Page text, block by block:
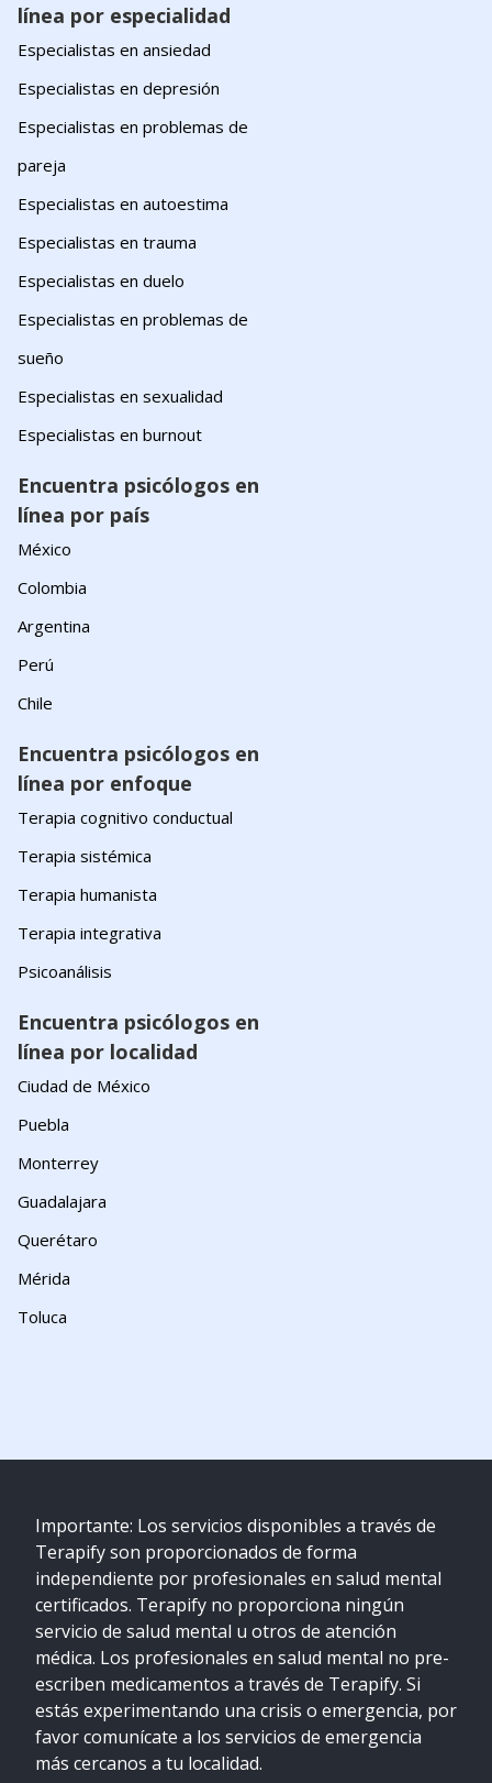
línea por especialidad
Especialistas en ansiedad
Especialistas en depresión
Especialistas en problemas de
pareja
Especialistas en autoestima
Especialistas en trauma
Especialistas en duelo
Especialistas en problemas de
sueño
Especialistas en sexualidad
Especialistas en burnout
Encuentra psicólogos en
línea por país
México
Colombia
Argentina
Perú
Chile
Encuentra psicólogos en
línea por enfoque
Terapia cognitivo conductual
Terapia sistémica
Terapia humanista
Terapia integrativa
Psicoanálisis
Encuentra psicólogos en
línea por localidad
Ciudad de México
Puebla
Monterrey
Guadalajara
Querétaro
Mérida
Toluca
Importante: Los servicios disponibles a través de
Terapify son proporcionados de forma
independiente por profesionales en salud mental
certificados. Terapify no proporciona ningún
servicio de salud mental u otros de atención
médica. Los profesionales en salud mental no pre-
escriben medicamentos a través de Terapify. Si
estás experimentando una crisis o emergencia, por
favor comunícate a los servicios de emergencia
más cercanos a tu localidad.